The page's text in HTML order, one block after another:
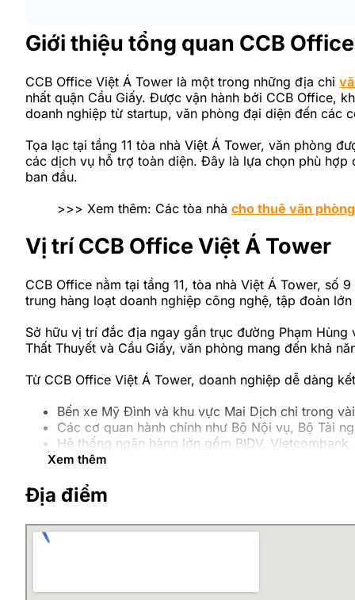
Giới thiệu tổng quan CCB
CCB Office Việt Á Tower là một trong những địa chỉ
nhất quận Cầu Giấy. Được vận hành bởi CCB Office,
doanh nghiệp từ startup, văn phòng đại diện đến các
Tọa lạc tại tầng 11 tòa nhà Việt Á Tower, văn phòng
các dịch vụ hỗ trợ toàn diện. Đây là lựa chọn phù
ban đầu.
>>> Xem thêm: Các tòa nhà cho thuê văn
Vị trí CCB Office Việt Á Tower
CCB Office nằm tại tầng 11, tòa nhà Việt Á Tower, số
trung hàng loạt doanh nghiệp công nghệ, tập đoàn
Sở hữu vị trí đắc địa ngay gần trục đường Phạm
Thất Thuyết và Cầu Giấy, văn phòng mang đến khả
Từ CCB Office Việt Á Tower, doanh nghiệp dễ dàng
Bến xe Mỹ Đình và khu vực Mai Dịch chỉ trong
Các cơ quan hành chính như Bộ Nội vụ, Bộ Tài
Hệ thống ngân hàng lớn gồm BIDV,
Các trung tâm thương mại, nhà hàng, khách sạn
Thiết kế không gian làm việc
CCB Office Việt Á Tower được thiết kế theo phong
Xem thêm
Địa điểm